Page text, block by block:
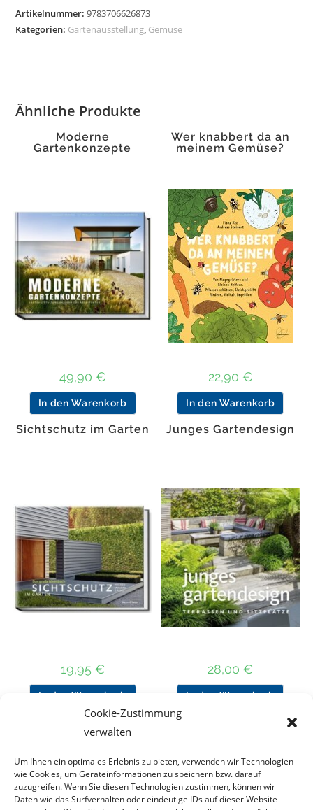
Cookie-Zustimmung
verwalten
Um Ihnen ein optimales Erlebnis zu bieten, verwenden wir Technologien
wie Cookies, um Geräteinformationen zu speichern bzw. darauf
zuzugreifen. Wenn Sie diesen Technologien zustimmen, können wir
Daten wie das Surfverhalten oder eindeutige IDs auf dieser Website
Artikelnummer:9783706626873
Kategorien: Gartenausstellung, Gemüse
Ähnliche Produkte
Moderne
Gartenkonzepte
49,90 €
In den Warenkorb
Wer knabbert da an
meinem Gemüse?
22,90 €
In den Warenkorb
Sichtschutz im Garten
19,95 €
In den Warenkorb
Junges Gartendesign
28,00 €
In den Warenkorb
Nach Preis filtern
Kategorie